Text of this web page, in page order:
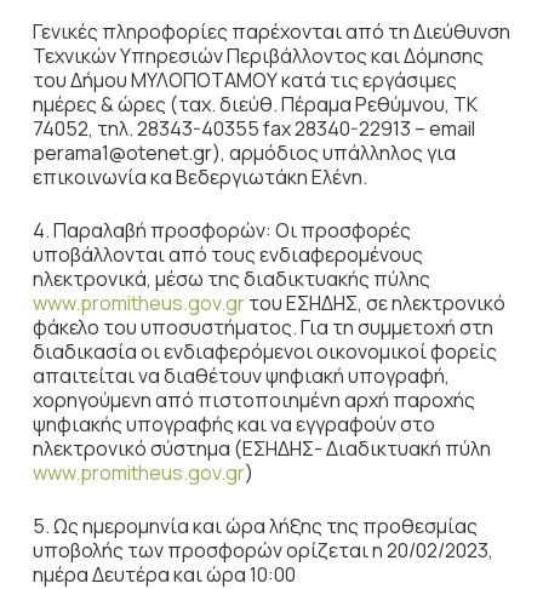
Γενικές πληροφορίες παρέχονται από τη Διεύθυνση
Τεχνικών Υπηρεσιών Περιβάλλοντος και Δόμησης
του Δήμου ΜΥΛΟΠΟΤΑΜΟΥ κατά τις εργάσιμες
ημέρες & ώρες (ταχ. διεύθ. Πέραμα Ρεθύμνου, ΤΚ
74052, τηλ. 28343-40355 fax 28340-22913 – email
perama1@otenet.gr), αρμόδιος υπάλληλος για
επικοινωνία κα Βεδεργιωτάκη Ελένη.
4. Παραλαβή προσφορών: Οι προσφορές
υποβάλλονται από τους ενδιαφερομένους
ηλεκτρονικά, μέσω της διαδικτυακής πύλης
www.promitheus.gov.grτου ΕΣΗΔΗΣ, σε ηλεκτρονικό
φάκελο του υποσυστήματος. Για τη συμμετοχή στη
διαδικασία οι ενδιαφερόμενοι οικονομικοί φορείς
απαιτείται να διαθέτουν ψηφιακή υπογραφή,
χορηγούμενη από πιστοποιημένη αρχή παροχής
ψηφιακής υπογραφής και να εγγραφούν στο
ηλεκτρονικό σύστημα (ΕΣΗΔΗΣ- Διαδικτυακή πύλη
www.promitheus.gov.gr)
5. Ως ημερομηνία και ώρα λήξης της προθεσμίας
υποβολής των προσφορών ορίζεται η 20/02/2023,
ημέρα Δευτέρα και ώρα 10:00